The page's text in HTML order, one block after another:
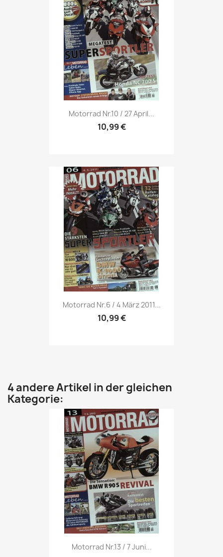
Vorschau
Motorrad Nr.10 / 27 April...
10,99 €
Vorschau
Motorrad Nr.6 / 4 März 2011...
10,99 €
4 andere Artikel in der gleichen
Kategorie:
Vorschau
Motorrad Nr.13 / 7 Juni...